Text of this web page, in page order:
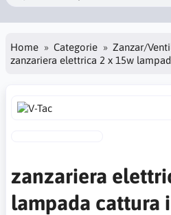
Home Categorie
Zanzar/
zanzariera elettrica 2 x 15w
zanzariera
lampada cattura